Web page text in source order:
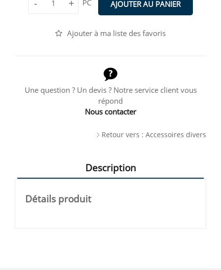
- + PC AJOUTER AU PANIER
Ajouter à ma liste des favoris
Une question ? Un devis ? Notre service client vous
répond
Nous contacter
Retour vers : Accessoires divers
Description
Détails produit